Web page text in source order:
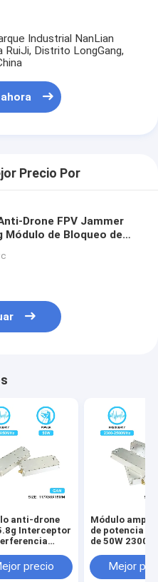
Industrial NanLian
RuiJi, Distrito LongGang,
Precio Por
Drone FPV Jammer
Módulo de Bloqueo de
de Aislamiento
anti-drone
Interceptor
de
anti-
precio
Módulo
de potencia
de 50W 2300-
para sistema
antidrones,
Mejor